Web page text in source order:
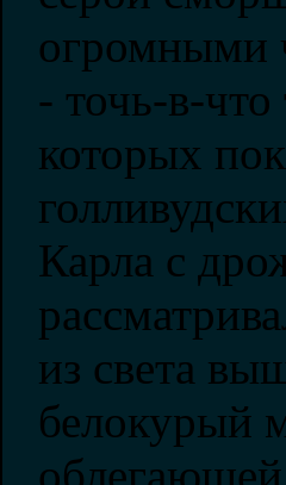
огромными
- точь-в-
которых
Карла с
из света
белокурый